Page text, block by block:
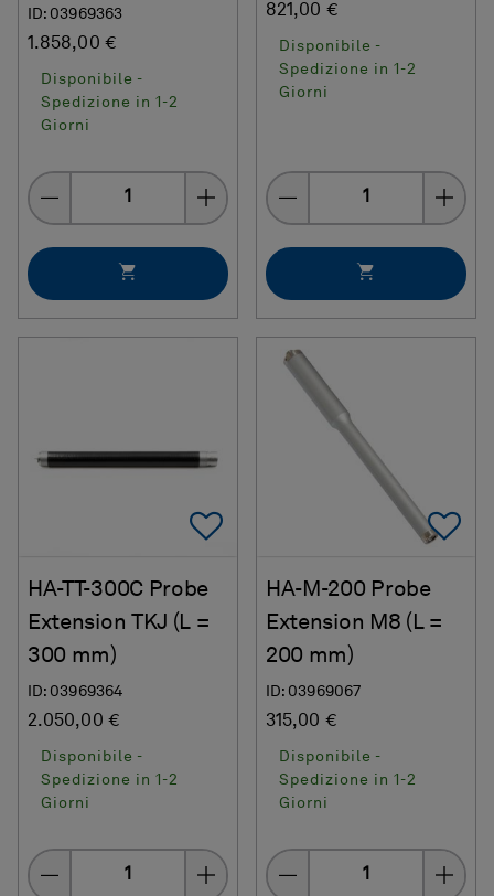
ID: 03969363
1.858,00 €
Disponibile -
Spedizione in 1-2
Giorni
Quantity
821,00 €
Disponibile -
Spedizione in 1-2
Giorni
Quantity
Add To Favorites
HA-TT-300C Probe
Extension TKJ (L =
300 mm)
ID: 03969364
2.050,00 €
Disponibile -
Spedizione in 1-2
Giorni
Quantity
HA-M-200 Probe
Extension M8 (L =
200 mm)
ID: 03969067
315,00 €
Disponibile -
Spedizione in 1-2
Giorni
Quantity